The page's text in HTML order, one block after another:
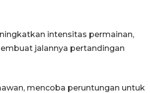
intensitas permainan,
jalannya pertandingan
mencoba peruntungan untuk